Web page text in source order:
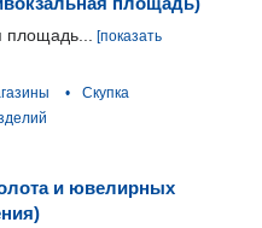
площадь... [показать
•
Скупка
и ювелирных